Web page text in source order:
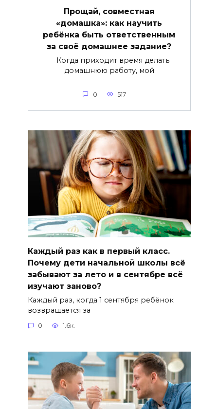
Прощай, совместная
«домашка»: как научить
ребёнка быть ответственным
за своё домашнее задание?
Когда приходит время делать
домашнюю работу, мой
0 517
Каждый раз как в первый класс.
Почему дети начальной школы всё
забывают за лето и в сентябре всё
изучают заново?
Каждый раз, когда 1 сентября ребёнок
возвращается за
0 1.6к.